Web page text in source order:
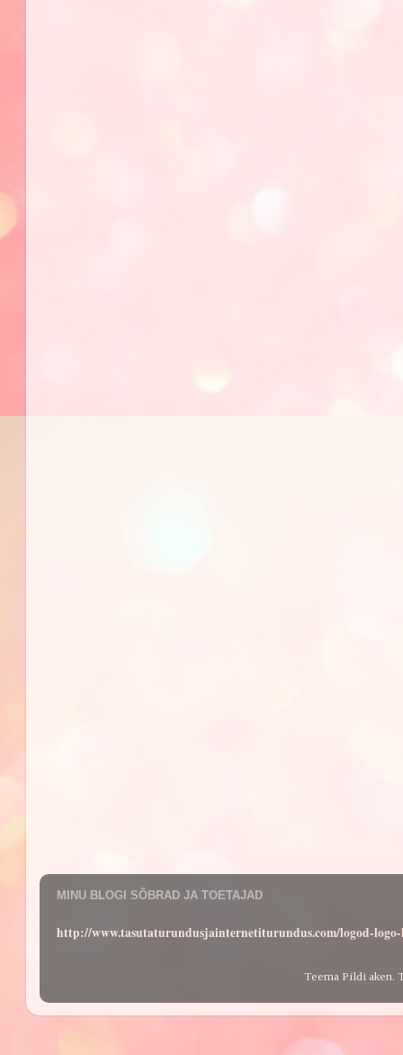
MINU BLOGI SÕBRAD JA TOETAJAD
http://www.tasutaturundusjainternetiturundus.com/logod-
Teema Pildi aken.